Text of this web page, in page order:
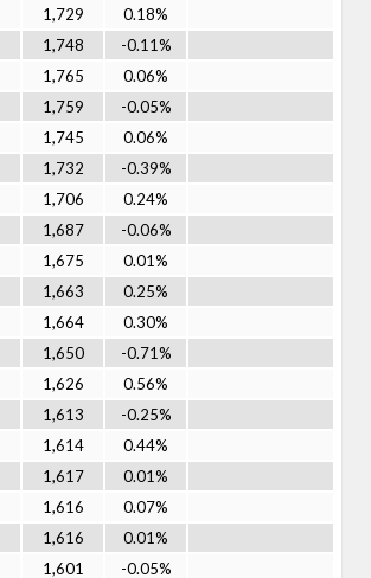
1,729
0.18%
1,748
-0.11%
1,765
0.06%
1,759
-0.05%
1,745
0.06%
1,732
-0.39%
1,706
0.24%
1,687
-0.06%
1,675
0.01%
1,663
0.25%
1,664
0.30%
1,650
-0.71%
1,626
0.56%
1,613
-0.25%
1,614
0.44%
1,617
0.01%
1,616
0.07%
1,616
0.01%
1,601
-0.05%